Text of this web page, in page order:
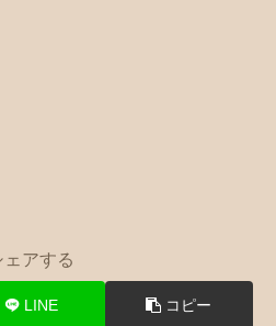
ェアする
LINE コピー